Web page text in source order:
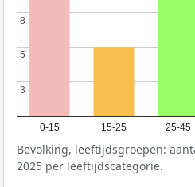
0-15 15-25 25-45
3
3
5
5
8
8
Bevolking, leeftijdsgroepen:
2025 per leeftijdscategorie.